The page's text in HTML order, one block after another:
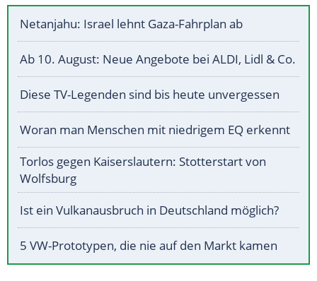
Netanjahu: Israel lehnt Gaza-Fahrplan ab
Ab 10. August: Neue Angebote bei ALDI, Lidl & Co.
Diese TV-Legenden sind bis heute unvergessen
Woran man Menschen mit niedrigem EQ erkennt
Torlos gegen Kaiserslautern: Stotterstart von
Wolfsburg
Ist ein Vulkanausbruch in Deutschland möglich?
5 VW-Prototypen, die nie auf den Markt kamen